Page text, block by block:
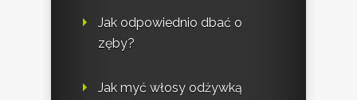
Jak odpowiednio dbać o
zęby?
Jak myć włosy odżywką